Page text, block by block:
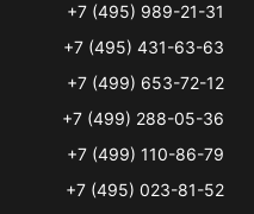
+7 (495) 989-21-31
+7 (495) 431-63-63
+7 (499) 653-72-12
+7 (499) 288-05-36
+7 (499) 110-86-79
+7 (495) 023-81-52